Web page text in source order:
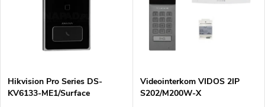
e
s
Hikvision Pro Series DS-
KV6133-ME1/Surface
Videointerkom VIDOS 2IP
S202/M200W-X